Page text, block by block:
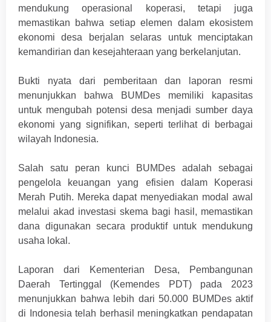
mendukung operasional koperasi, tetapi juga
memastikan bahwa setiap elemen dalam ekosistem
ekonomi desa berjalan selaras untuk menciptakan
kemandirian dan kesejahteraan yang berkelanjutan.
Bukti nyata dari pemberitaan dan laporan resmi
menunjukkan bahwa BUMDes memiliki kapasitas
untuk mengubah potensi desa menjadi sumber daya
ekonomi yang signifikan, seperti terlihat di berbagai
wilayah Indonesia.
Salah satu peran kunci BUMDes adalah sebagai
pengelola keuangan yang efisien dalam Koperasi
Merah Putih. Mereka dapat menyediakan modal awal
melalui akad investasi skema bagi hasil, memastikan
dana digunakan secara produktif untuk mendukung
usaha lokal.
Laporan dari Kementerian Desa, Pembangunan
Daerah Tertinggal (Kemendes PDT) pada 2023
menunjukkan bahwa lebih dari 50.000 BUMDes aktif
di Indonesia telah berhasil meningkatkan pendapatan